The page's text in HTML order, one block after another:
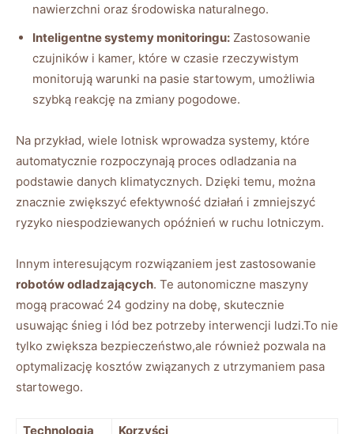
nawierzchni oraz środowiska naturalnego.
Inteligentne ​systemy monitoringu: Zastosowanie⁢
czujników i ⁣kamer, które w‌ czasie ⁣rzeczywistym
monitorują warunki⁤ na pasie startowym, ⁤umożliwia
szybką reakcję na zmiany pogodowe.
Na przykład, wiele lotnisk wprowadza systemy,‍ które
automatycznie rozpoczynają proces odladzania⁢ na
podstawie danych klimatycznych.⁤ Dzięki ‍temu, można
znacznie zwiększyć efektywność działań i zmniejszyć
‌ryzyko niespodziewanych ​opóźnień w ruchu ​lotniczym.
Innym interesującym rozwiązaniem jest zastosowanie
robotów ‌odladzających. Te‌ autonomiczne maszyny
‍mogą pracować 24 godziny na dobę, skutecznie
usuwając śnieg i lód bez potrzeby interwencji⁣ ludzi.To nie
tylko⁤ zwiększa bezpieczeństwo,ale również pozwala na
optymalizację kosztów związanych z utrzymaniem pasa
‌startowego.
Technologia Korzyści